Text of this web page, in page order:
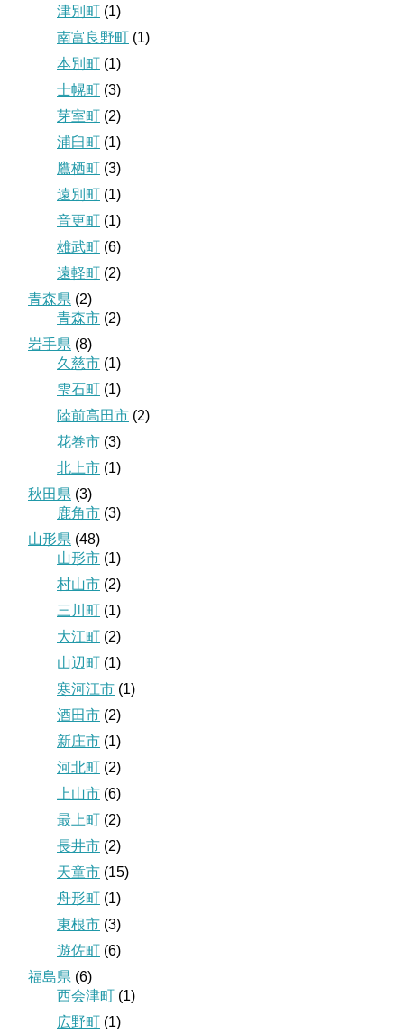
津別町 (1)
南富良野町 (1)
本別町 (1)
士幌町 (3)
芽室町 (2)
浦臼町 (1)
鷹栖町 (3)
遠別町 (1)
音更町 (1)
雄武町 (6)
遠軽町 (2)
青森県 (2)
青森市 (2)
岩手県 (8)
久慈市 (1)
雫石町 (1)
陸前高田市 (2)
花巻市 (3)
北上市 (1)
秋田県 (3)
鹿角市 (3)
山形県 (48)
山形市 (1)
村山市 (2)
三川町 (1)
大江町 (2)
山辺町 (1)
寒河江市 (1)
酒田市 (2)
新庄市 (1)
河北町 (2)
上山市 (6)
最上町 (2)
長井市 (2)
天童市 (15)
舟形町 (1)
東根市 (3)
遊佐町 (6)
福島県 (6)
西会津町 (1)
広野町 (1)